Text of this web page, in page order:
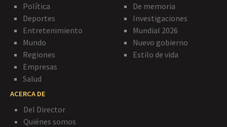
Política
Deportes
Entretenimiento
Mundo
Regiones
Empresas
Salud
De memoria
Investigaciones
Mundial 2026
Nuevo gobierno
Estilo de vida
ACERCA DE
Del Director
Quiénes somos